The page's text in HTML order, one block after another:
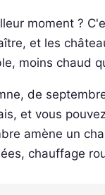
moment ?
et les
moins chaud
de
et vous
amène un
chauffage